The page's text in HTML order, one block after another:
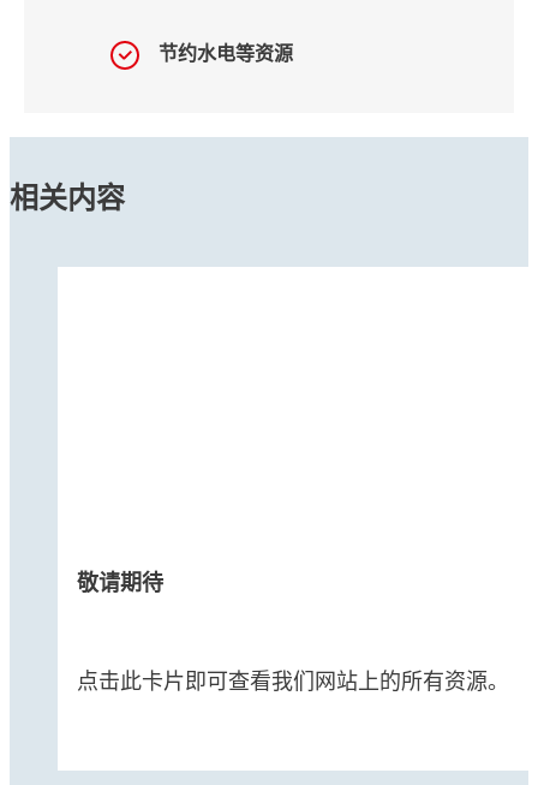
节约水电等资源
相关内容
敬请期待
点击此卡片即可查看我们网站上的所有资源。